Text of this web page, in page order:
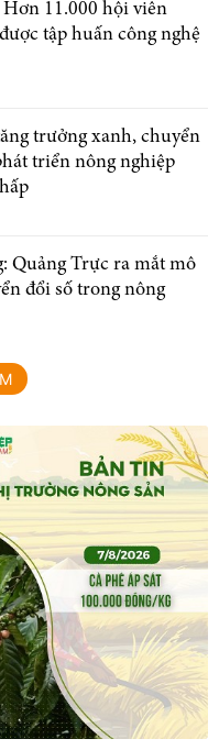
11.000 hội viên
tập huấn công nghệ
trưởng xanh, chuyển
triển nông nghiệp
Quảng Trực ra mắt mô
đổi số trong nông